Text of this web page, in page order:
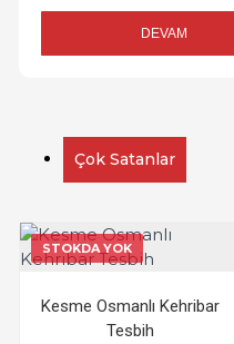
DEVAM
Çok Satanlar
STOKDA YOK
Kesme Osmanlı Kehribar
Tesbih